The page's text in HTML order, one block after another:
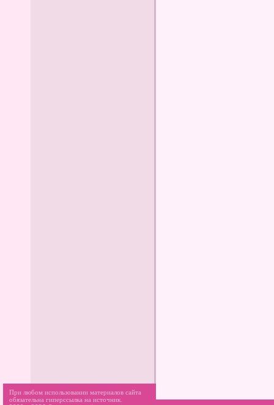
При любом использовании материалов сайта
обязательна гиперссылка на источник.